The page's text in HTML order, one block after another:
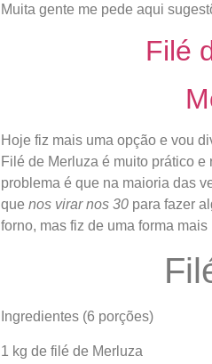
Muita gente me pede aqui
Filé
Hoje fiz mais uma opção e vou
Filé de Merluza é muito prático
problema é que na maioria das
que nos virar nos 30para fazer
forno, mas fiz de uma forma
Ingredientes (6 porções)
1 kg de filé de Merluza